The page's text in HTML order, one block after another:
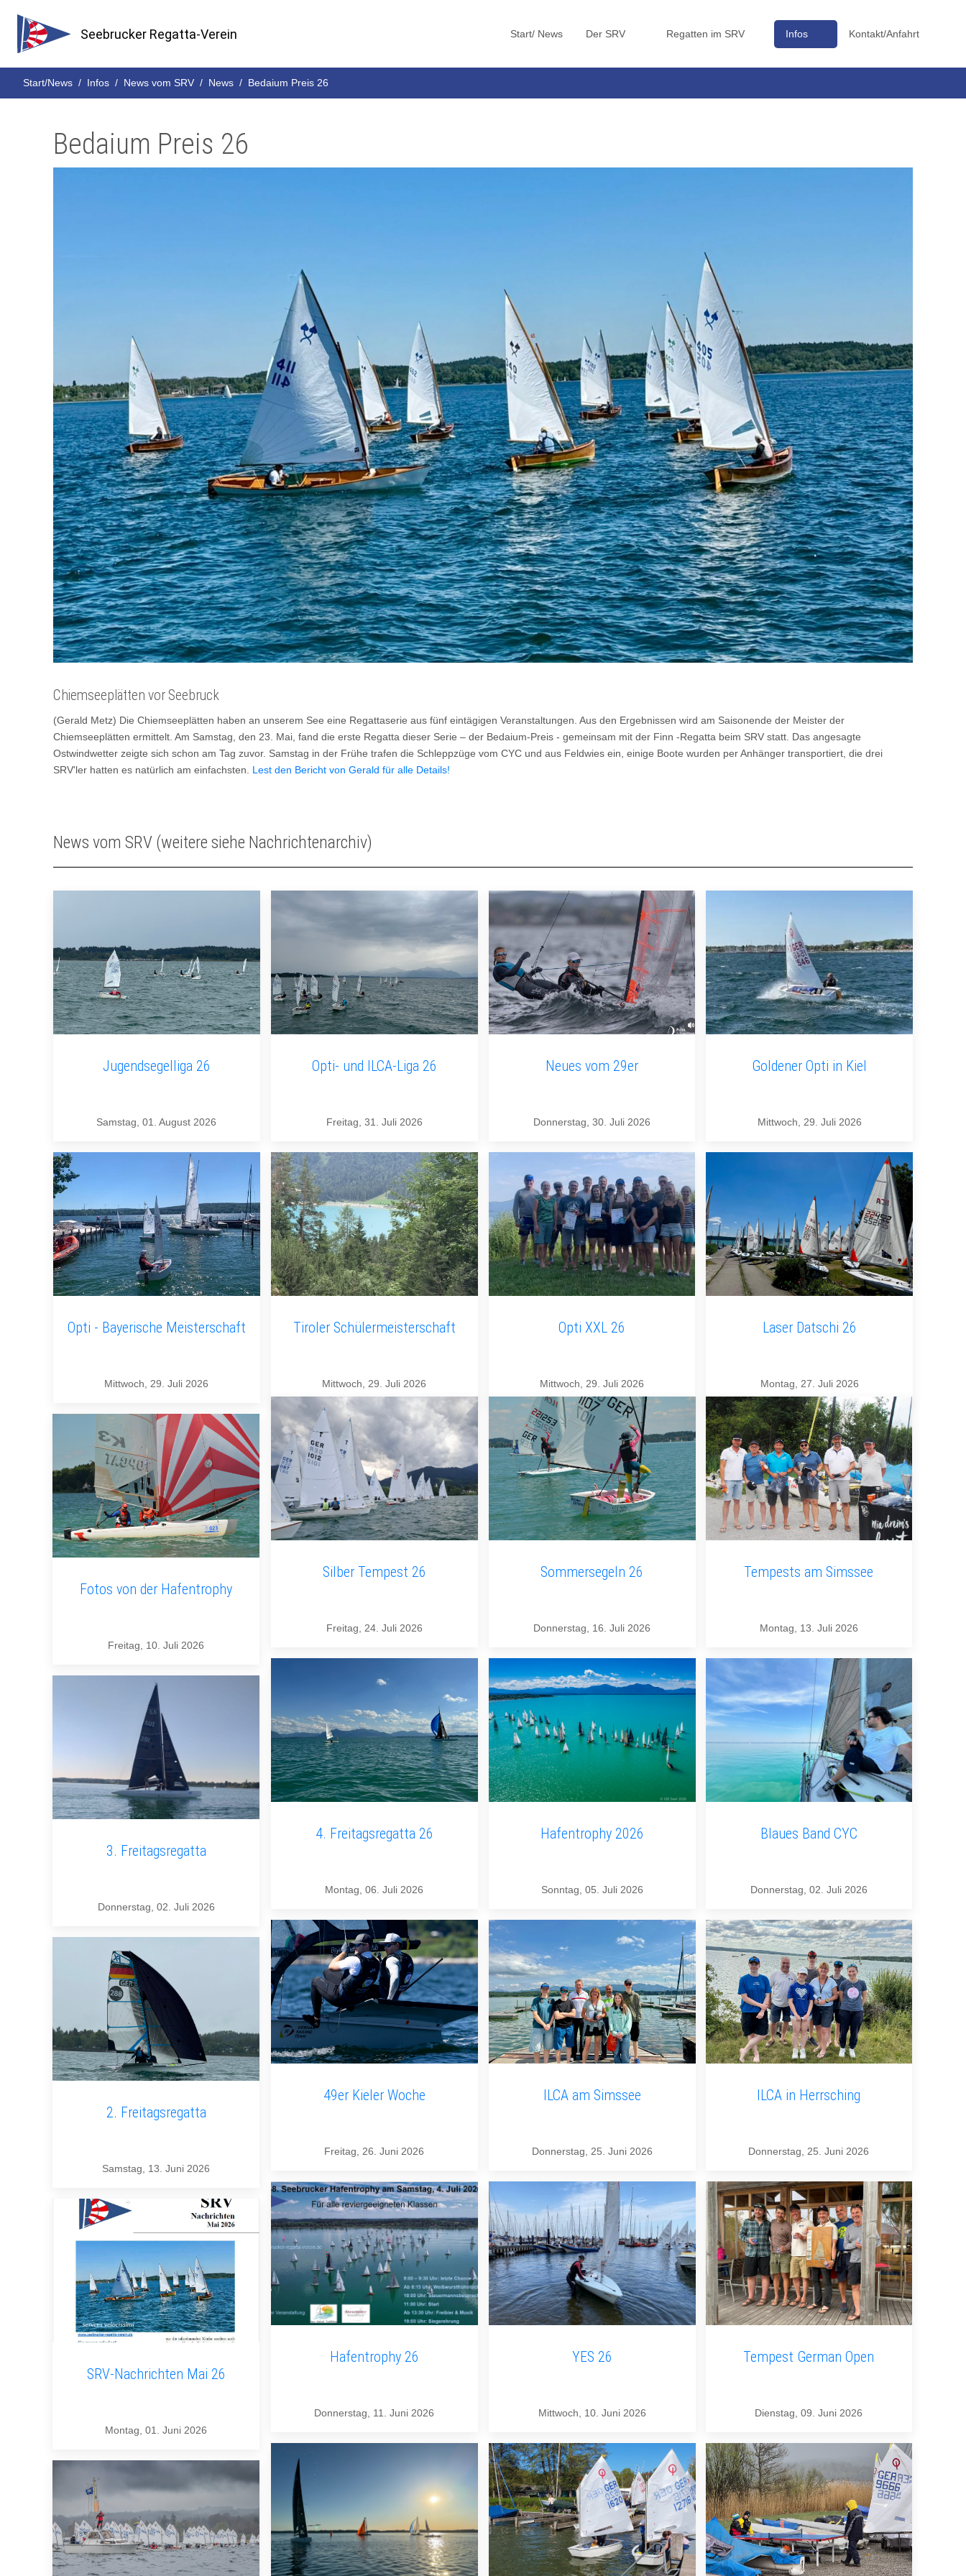
Seebrucker Regatta-Verein Start/ News Der SRV Regatten im SRV Infos Kontakt/Anfahrt
Start/News Infos News vom SRV News Bedaium Preis 26
Bedaium Preis 26
Chiemseeplätten vor Seebruck
(Gerald Metz) Die Chiemseeplätten haben an unserem See eine Regattaserie aus fünf eintägigen Veranstaltungen. Aus den Ergebnissen wird am Saisonende der Meister der
Chiemseeplätten ermittelt. Am Samstag, den 23. Mai, fand die erste Regatta dieser Serie – der Bedaium-Preis - gemeinsam mit der Finn -Regatta beim SRV statt. Das angesagte
Ostwindwetter zeigte sich schon am Tag zuvor. Samstag in der Frühe trafen die Schleppzüge vom CYC und aus Feldwies ein, einige Boote wurden per Anhänger transportiert, die drei
SRV'ler hatten es natürlich am einfachsten. Lest den Bericht von Gerald für alle Details!
News vom SRV (weitere siehe Nachrichtenarchiv)
Jugendsegelliga 26
Samstag, 01. August 2026
Opti- und ILCA-Liga 26
Freitag, 31. Juli 2026
Neues vom 29er
Donnerstag, 30. Juli 2026
Goldener Opti in Kiel
Mittwoch, 29. Juli 2026
Opti - Bayerische Meisterschaft
Mittwoch, 29. Juli 2026
Tiroler Schülermeisterschaft
Mittwoch, 29. Juli 2026
Opti XXL 26
Mittwoch, 29. Juli 2026
Laser Datschi 26
Montag, 27. Juli 2026
Silber Tempest 26
Freitag, 24. Juli 2026
Sommersegeln 26
Donnerstag, 16. Juli 2026
Tempests am Simssee
Montag, 13. Juli 2026
Fotos von der Hafentrophy
Freitag, 10. Juli 2026
4. Freitagsregatta 26
Montag, 06. Juli 2026
Hafentrophy 2026
Sonntag, 05. Juli 2026
Blaues Band CYC
Donnerstag, 02. Juli 2026
3. Freitagsregatta
Donnerstag, 02. Juli 2026
49er Kieler Woche
Freitag, 26. Juni 2026
ILCA am Simssee
Donnerstag, 25. Juni 2026
ILCA in Herrsching
Donnerstag, 25. Juni 2026
2. Freitagsregatta
Samstag, 13. Juni 2026
Hafentrophy 26
Donnerstag, 11. Juni 2026
YES 26
Mittwoch, 10. Juni 2026
Tempest German Open
Dienstag, 09. Juni 2026
SRV-Nachrichten Mai 26
Montag, 01. Juni 2026